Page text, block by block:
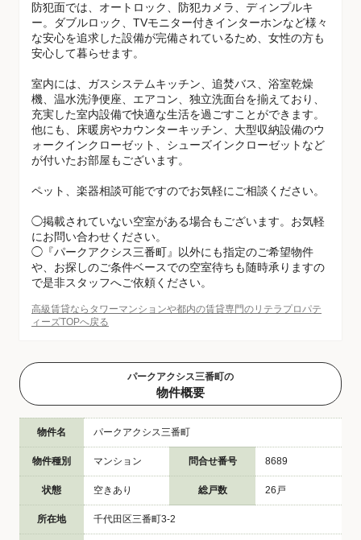
防犯面では、オートロック、防犯カメラ、ディンプルキ
ー。ダブルロック、TVモニター付きインターホンなど様々
な安心を追求した設備が完備されているため、女性の方も
安心して暮らせます。
室内には、ガスシステムキッチン、追焚バス、浴室乾燥
機、温水洗浄便座、エアコン、独立洗面台を揃えており、
充実した室内設備で快適な生活を過ごすことができます。
他にも、床暖房やカウンターキッチン、大型収納設備のウ
ォークインクローゼット、シューズインクローゼットなど
が付いたお部屋もございます。
ペット、楽器相談可能ですのでお気軽にご相談ください。
◯掲載されていない空室がある場合もございます。お気軽
にお問い合わせください。
◯『パークアクシス三番町』以外にも指定のご希望物件
や、お探しのご条件ベースでの空室待ちも随時承りますの
で是非スタッフへご依頼ください。
高級賃貸ならタワーマンションや都内の賃貸専門のリテラプロパテ
ィーズTOPへ戻る
パークアクシス三番町の
物件概要
物件名 パークアクシス三番町
物件種別 マンション 問合せ番号 8689
状態 空きあり 総戸数 26戸
所在地 千代田区三番町3-2